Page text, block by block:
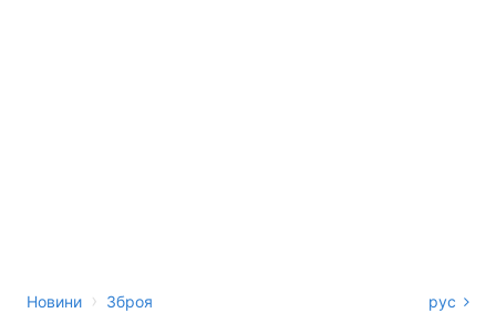
Новини › Зброя рус